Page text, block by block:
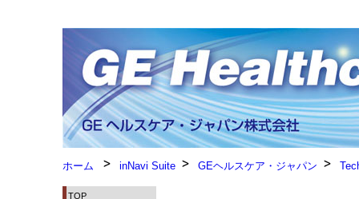
ホーム inNavi Suite GEヘルスケア・ジャパン
TOP